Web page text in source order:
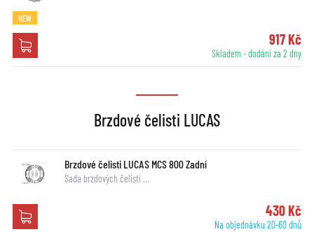
NEW
917 Kč
Skladem - dodání za 2 dny
Brzdové čelisti LUCAS
Brzdové čelisti LUCAS MCS 800 Zadní
Sada brzdových čelistí …
430 Kč
Na objednávku 20-60 dnů